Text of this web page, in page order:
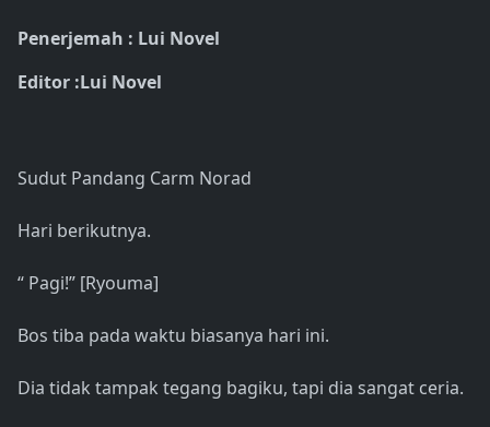
Penerjemah : Lui Novel
Editor :Lui Novel
Sudut Pandang Carm Norad
Hari berikutnya.
“ Pagi!” [Ryouma]
Bos tiba pada waktu biasanya hari ini.
Dia tidak tampak tegang bagiku, tapi dia sangat ceria.